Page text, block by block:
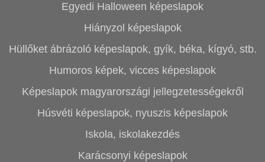
Egyedi Halloween képeslapok
Hiányzol képeslapok
Hüllőket ábrázoló képeslapok, gyík, béka, kígyó, stb.
Humoros képek, vicces képeslapok
Képeslapok magyarországi jellegzetességekről
Húsvéti képeslapok, nyuszis képeslapok
Iskola, iskolakezdés
Karácsonyi képeslapok